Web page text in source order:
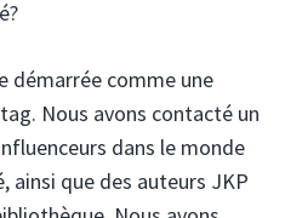
démarrée comme une
Nous avons contacté un
dans le monde
ainsi que des auteurs JKP